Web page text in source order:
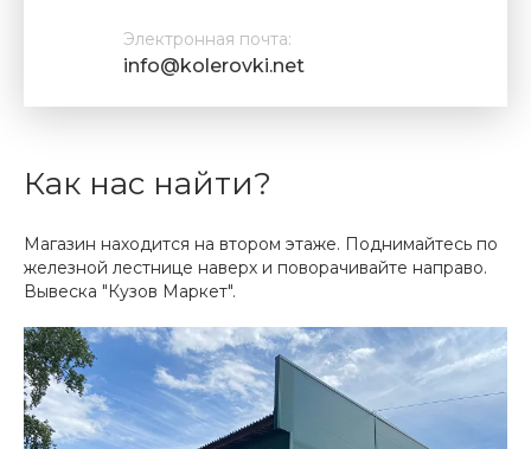
Электронная почта:
info@kolerovki.net
Как нас найти?
Магазин находится на втором этаже. Поднимайтесь по
железной лестнице наверх и поворачивайте направо.
Вывеска "Кузов Маркет".